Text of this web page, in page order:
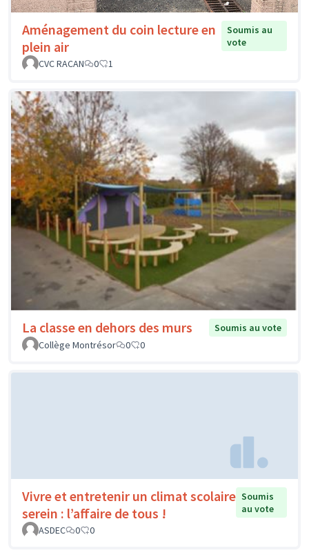
Aménagement du coin lecture en
plein air
Soumis au
vote
CVC RACAN
0 1
La classe en dehors des murs
Soumis au vote
Collège Montrésor
0 0
Vivre et entretenir un climat scolaire
serein : l’affaire de tous !
Soumis
au vote
ASDEC
0 0